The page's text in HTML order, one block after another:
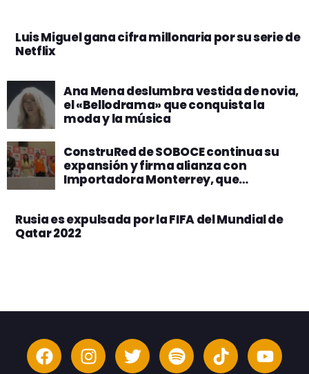
Luis Miguel gana cifra millonaria por su serie de
Netflix
Ana Mena deslumbra vestida de novia,
el «Bellodrama» que conquista la
moda y la música
ConstruRed de SOBOCE continua su
expansión y firma alianza con
Importadora Monterrey, que
Rusia es expulsada por la FIFA del Mundial de
Qatar 2022